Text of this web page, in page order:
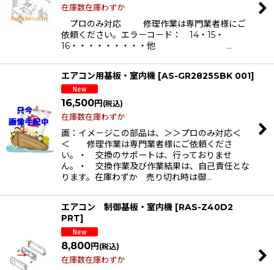
在庫数在庫わずか
プロのみ対応 修理作業は専門業者様にご
依頼ください。エラ－コ－ド： 14・15・
16・・・・・・・・・他 …
エアコン用基板・室内機 [AS-GR2825SBK 001]
16,500円 (税込)
在庫数在庫わずか
画：イメ－ジこの部品は、＞＞プロのみ対応＜
＜ 修理作業は専門業者様にご依頼くださ
い。・ 交換のサポートは、行っておりませ
ん。・ 交換作業及び作業結果は、自己責任とな
ります。在庫わずか 売り切れ時は御…
エアコン 制御基板・室内機 [RAS-Z40D2
PRT]
8,800円 (税込)
在庫数在庫わずか